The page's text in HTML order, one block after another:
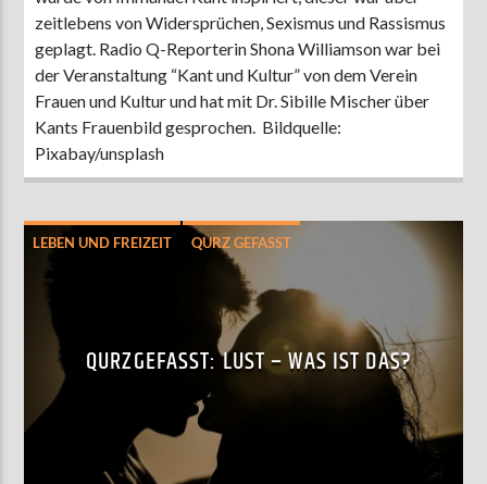
zeitlebens von Widersprüchen, Sexismus und Rassismus
geplagt. Radio Q-Reporterin Shona Williamson war bei
der Veranstaltung “Kant und Kultur” von dem Verein
Frauen und Kultur und hat mit Dr. Sibille Mischer über
Kants Frauenbild gesprochen. Bildquelle:
Pixabay/unsplash
LEBEN UND FREIZEIT QURZ GEFASST
QURZGEFASST: LUST – WAS IST DAS?